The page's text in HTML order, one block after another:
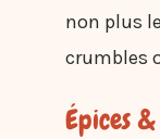
non plus
crumbles
Épices